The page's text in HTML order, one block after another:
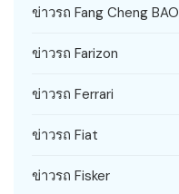
ข่าวรถ Fang Cheng BAO
ข่าวรถ Farizon
ข่าวรถ Ferrari
ข่าวรถ Fiat
ข่าวรถ Fisker